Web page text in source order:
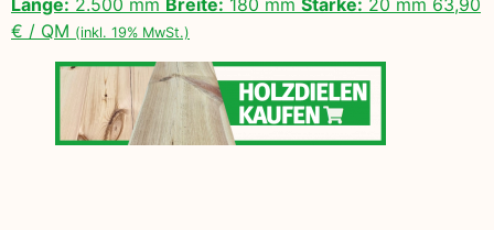
€ / QM (inkl. 19% MwSt.)